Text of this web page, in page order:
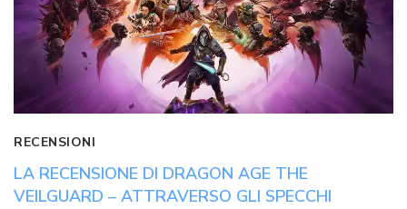
RECENSIONI
LA RECENSIONE DI DRAGON AGE THE
VEILGUARD – ATTRAVERSO GLI SPECCHI